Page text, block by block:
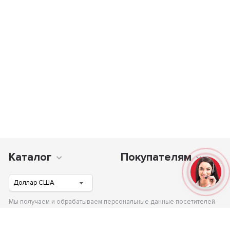
Каталог Покупателям
Мы получаем и обрабатываем персональные данные посетителей